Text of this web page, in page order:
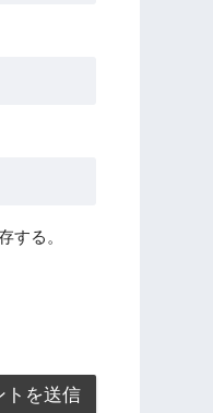
する。